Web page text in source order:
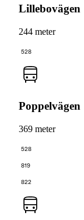
Lillebovägen
244 meter
528
Poppelvägen
369 meter
528
819
822